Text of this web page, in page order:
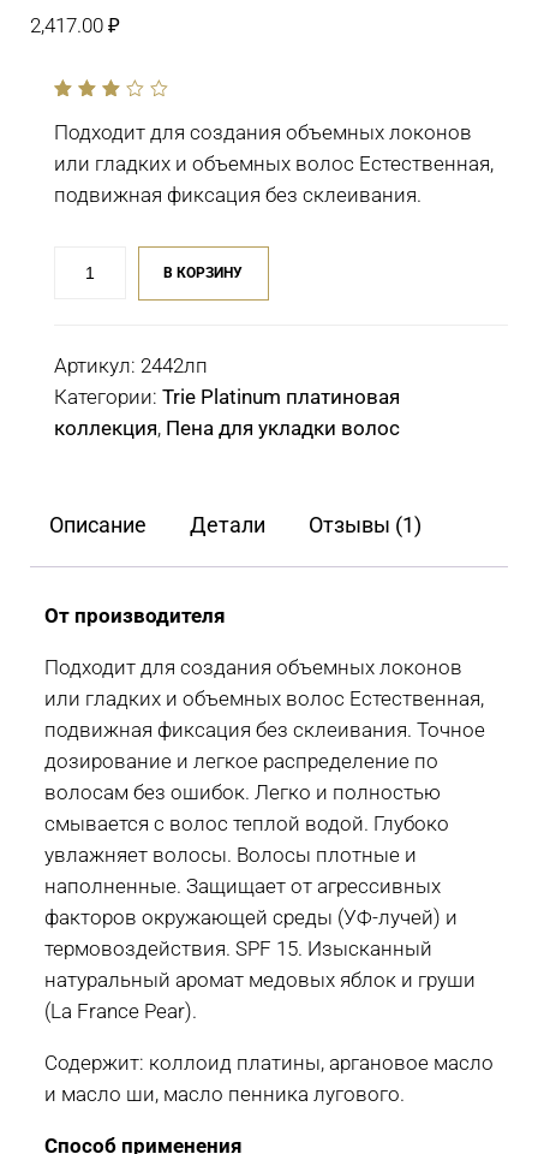
2,417.00 ₽
of
Подходит для создания объемных локонов
или гладких и объемных волос Естественная,
подвижная фиксация без склеивания.
Lebel
Trie
мл
В КОРЗИНУ
Артикул: 2442лп
Категории: Trie Platinum платиновая
коллекция, Пена для укладки волос
Описание Детали Отзывы (1)
От производителя
Подходит для создания объемных локонов
или гладких и объемных волос Естественная,
подвижная фиксация без склеивания. Точное
дозирование и легкое распределение по
волосам без ошибок. Легко и полностью
смывается с волос теплой водой. Глубоко
увлажняет волосы. Волосы плотные и
наполненные. Защищает от агрессивных
факторов окружающей среды (УФ-лучей) и
термовоздействия. SPF 15. Изысканный
натуральный аромат медовых яблок и груши
(La France Pear).
Содержит: коллоид платины, аргановое масло
и масло ши, масло пенника лугового.
Способ применения